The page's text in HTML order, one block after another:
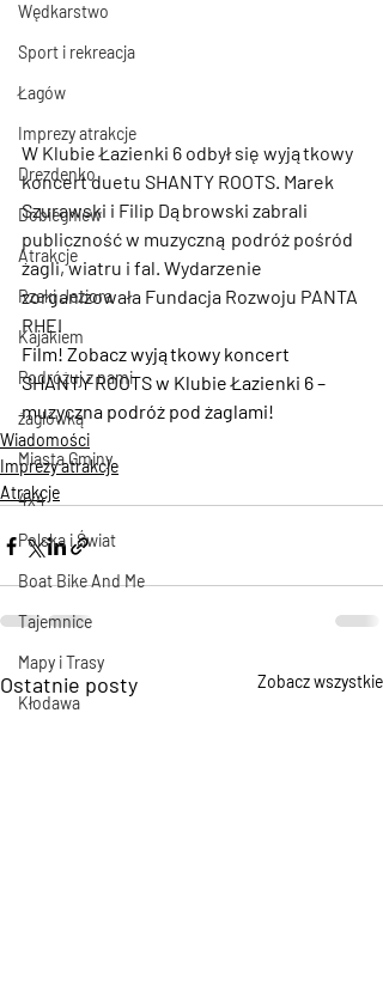
Wędkarstwo
Sport i rekreacja
Łagów
Imprezy atrakcje
Drezdenko
Dobiegniew
Atrakcje
Rzeki Jeziora
Kajakiem
Podróżuj z nami
żaglówką
Miasta Gminy
4x4
Polska i Świat
Boat Bike And Me
Tajemnice
Mapy i Trasy
Kłodawa
W Klubie Łazienki 6 odbył się wyjątkowy
koncert duetu SHANTY ROOTS. Marek
Szurawski i Filip Dąbrowski zabrali
publiczność w muzyczną podróż pośród
żagli, wiatru i fal. Wydarzenie
zorganizowała Fundacja Rozwoju PANTA
RHEI
Film! Zobacz wyjątkowy koncert
SHANTY ROOTS w Klubie Łazienki 6 –
muzyczna podróż pod żaglami!
Wiadomości
Imprezy atrakcje
Atrakcje
Ostatnie posty Zobacz wszystkie